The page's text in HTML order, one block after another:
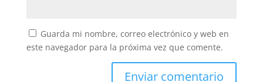
Guarda mi nombre, correo electrónico y web en
este navegador para la próxima vez que comente.